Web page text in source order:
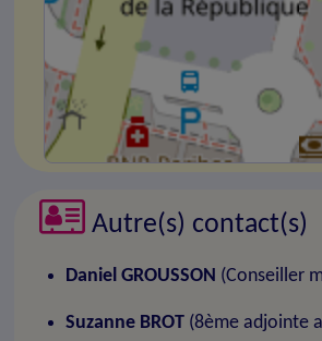
Autre(s) contact(s)
Daniel GROUSSON (Conseiller
Suzanne BROT(8ème adjointe